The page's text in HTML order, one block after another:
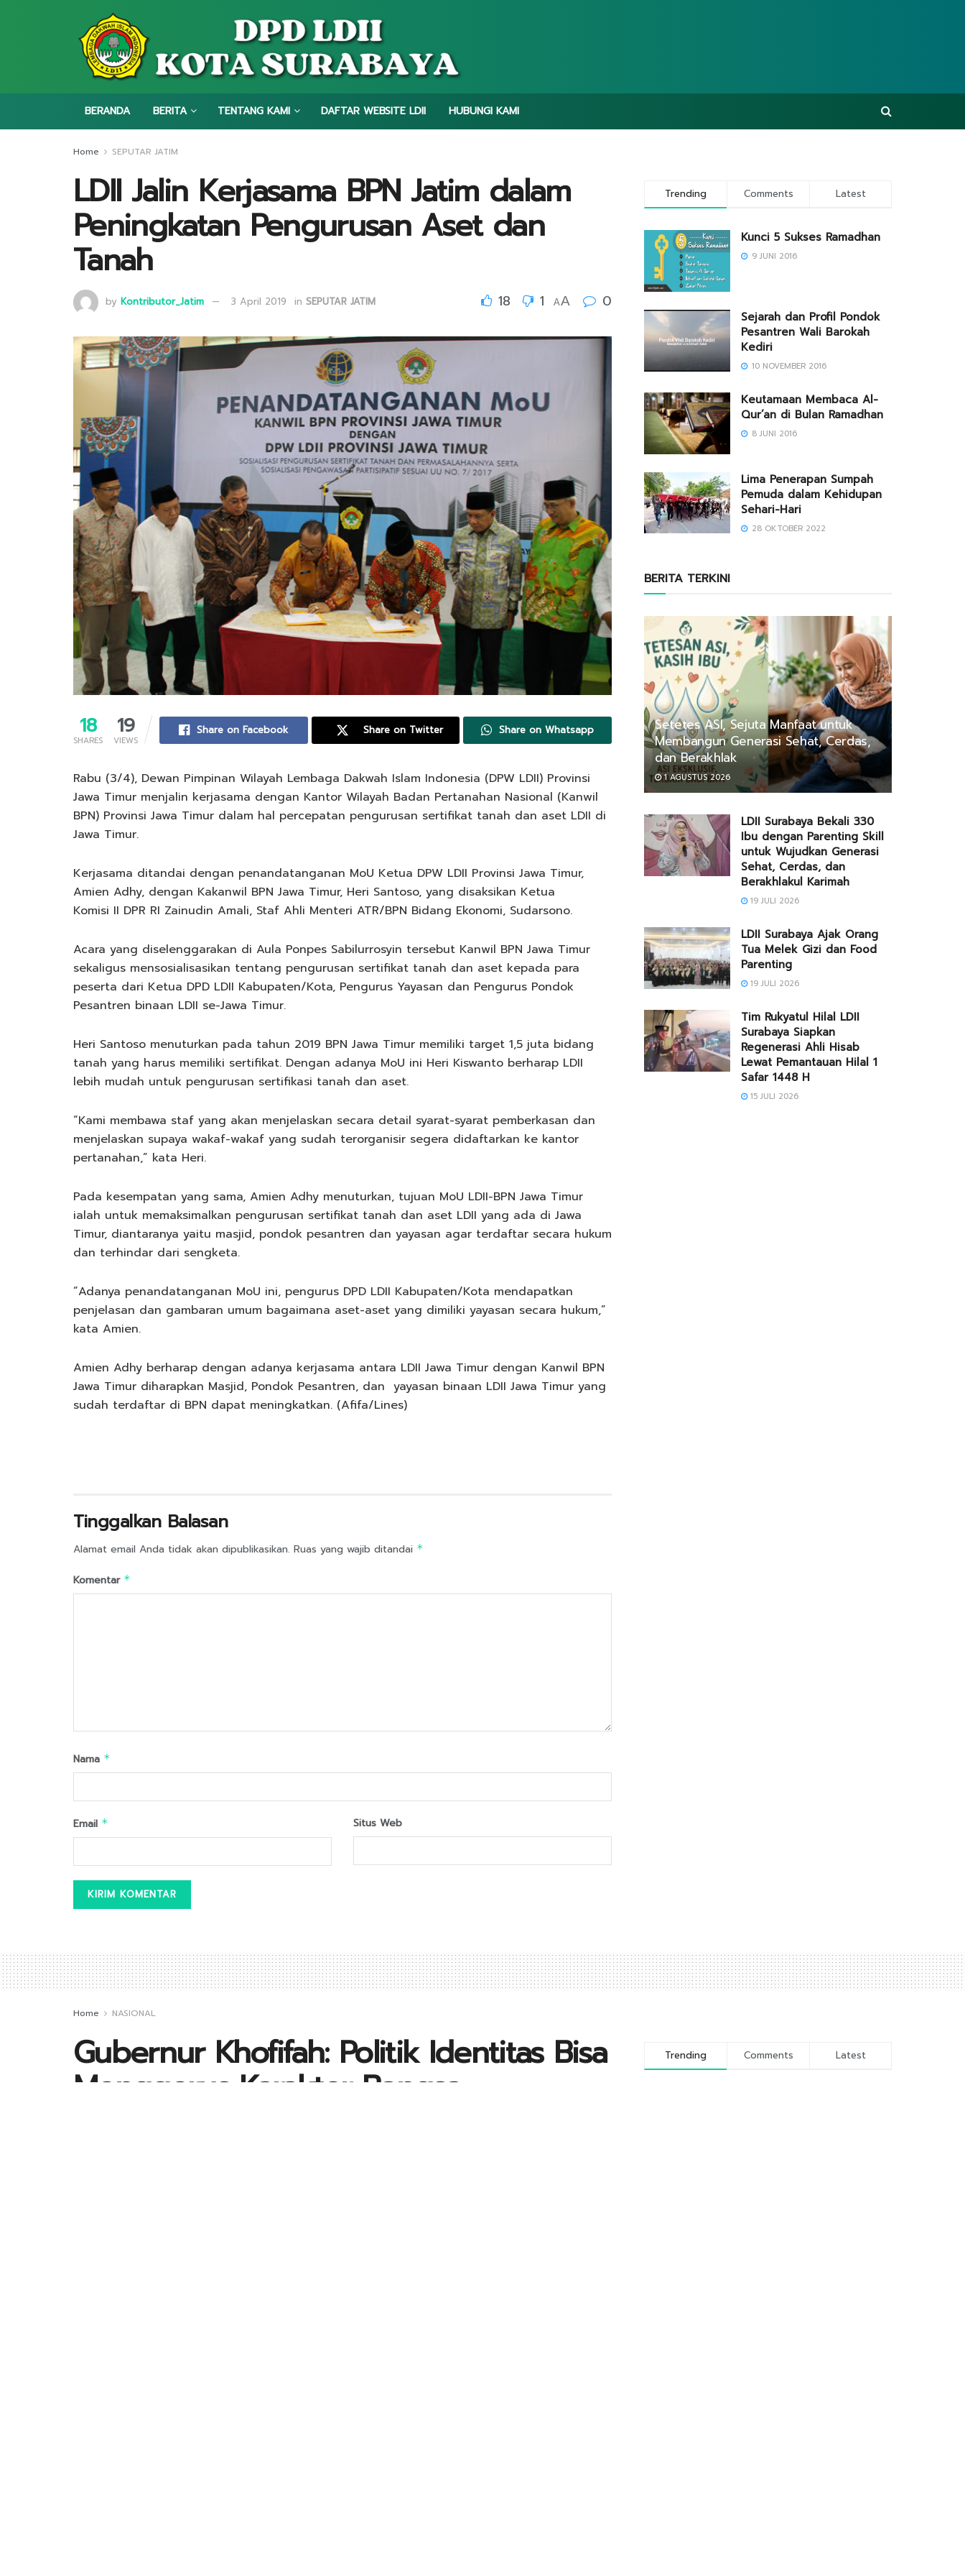
BERANDA BERITA TENTANG KAMI DAFTAR WEBSITE LDII HUBUNGI KAMI
Home SEPUTAR JATIM
LDII Jalin Kerjasama BPN Jatim dalam
Peningkatan Pengurusan Aset dan
Tanah
by Kontributor_Jatim 3 April 2019 in SEPUTAR JATIM 18 1 AA 0
18
SHARES
19
VIEWS
Share on Facebook Share on Twitter Share on Whatsapp
Rabu (3/4), Dewan Pimpinan Wilayah Lembaga Dakwah Islam Indonesia (DPW LDII) Provinsi
Jawa Timur menjalin kerjasama dengan Kantor Wilayah Badan Pertanahan Nasional (Kanwil
BPN) Provinsi Jawa Timur dalam hal percepatan pengurusan sertifikat tanah dan aset LDII di
Jawa Timur.
Kerjasama ditandai dengan penandatanganan MoU Ketua DPW LDII Provinsi Jawa Timur,
Amien Adhy, dengan Kakanwil BPN Jawa Timur, Heri Santoso, yang disaksikan Ketua
Komisi II DPR RI Zainudin Amali, Staf Ahli Menteri ATR/BPN Bidang Ekonomi, Sudarsono.
Acara yang diselenggarakan di Aula Ponpes Sabilurrosyin tersebut Kanwil BPN Jawa Timur
sekaligus mensosialisasikan tentang pengurusan sertifikat tanah dan aset kepada para
peserta dari Ketua DPD LDII Kabupaten/Kota, Pengurus Yayasan dan Pengurus Pondok
Pesantren binaan LDII se-Jawa Timur.
Heri Santoso menuturkan pada tahun 2019 BPN Jawa Timur memiliki target 1,5 juta bidang
tanah yang harus memiliki sertifikat. Dengan adanya MoU ini Heri Kiswanto berharap LDII
lebih mudah untuk pengurusan sertifikasi tanah dan aset.
“Kami membawa staf yang akan menjelaskan secara detail syarat-syarat pemberkasan dan
menjelaskan supaya wakaf-wakaf yang sudah terorganisir segera didaftarkan ke kantor
pertanahan,” kata Heri.
Pada kesempatan yang sama, Amien Adhy menuturkan, tujuan MoU LDII-BPN Jawa Timur
ialah untuk memaksimalkan pengurusan sertifikat tanah dan aset LDII yang ada di Jawa
Timur, diantaranya yaitu masjid, pondok pesantren dan yayasan agar terdaftar secara hukum
dan terhindar dari sengketa.
”Adanya penandatanganan MoU ini, pengurus DPD LDII Kabupaten/Kota mendapatkan
penjelasan dan gambaran umum bagaimana aset-aset yang dimiliki yayasan secara hukum,”
kata Amien.
Amien Adhy berharap dengan adanya kerjasama antara LDII Jawa Timur dengan Kanwil BPN
Jawa Timur diharapkan Masjid, Pondok Pesantren, dan yayasan binaan LDII Jawa Timur yang
sudah terdaftar di BPN dapat meningkatkan. (Afifa/Lines)
Tinggalkan Balasan
Alamat email Anda tidak akan dipublikasikan. Ruas yang wajib ditandai *
Komentar *
Nama *
Email * Situs Web
Trending Comments Latest
Kunci 5 Sukses Ramadhan
9 JUNI 2016
Sejarah dan Profil Pondok
Pesantren Wali Barokah
Kediri
10 NOVEMBER 2016
Keutamaan Membaca Al-
Qur’an di Bulan Ramadhan
8 JUNI 2016
Lima Penerapan Sumpah
Pemuda dalam Kehidupan
Sehari-Hari
28 OKTOBER 2022
BERITA TERKINI
Setetes ASI, Sejuta Manfaat untuk
Membangun Generasi Sehat, Cerdas,
dan Berakhlak
1 AGUSTUS 2026
LDII Surabaya Bekali 330
Ibu dengan Parenting Skill
untuk Wujudkan Generasi
Sehat, Cerdas, dan
Berakhlakul Karimah
19 JULI 2026
LDII Surabaya Ajak Orang
Tua Melek Gizi dan Food
Parenting
19 JULI 2026
Tim Rukyatul Hilal LDII
Surabaya Siapkan
Regenerasi Ahli Hisab
Lewat Pemantauan Hilal 1
Safar 1448 H
15 JULI 2026
Home NASIONAL
Gubernur Khofifah: Politik Identitas Bisa
Menggerus Karakter Bangsa
Trending Comments Latest